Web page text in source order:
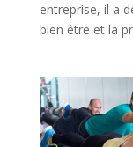
entreprise, il a
bien être et la